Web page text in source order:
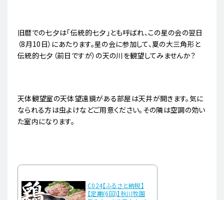
旧暦での七夕は「伝統的七夕」とも呼ばれ、この星の会の翌日
（8月10日）にあたります。星の会に参加して、夏の大三角形と
伝統的七夕（前日ですが）の天の川を観望してみませんか？
天体観望室の天体望遠鏡がある部屋は天井が開きます。気に
なられる方は虫よけなどご用意ください。その隣は空調の効い
た室内になります。
C024【ふるさと納税】
【定期(6回)】秋川牧園